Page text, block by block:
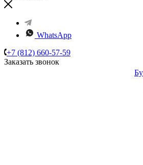
WhatsApp
+7 (812) 660-57-59
Заказать звонок